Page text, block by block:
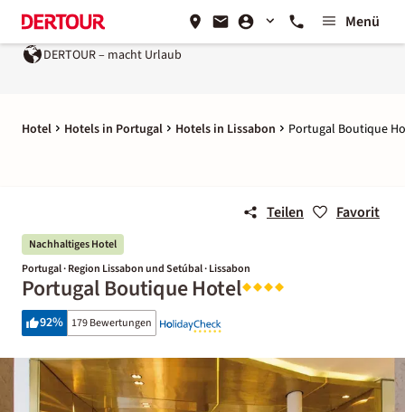
Menü
DERTOUR – macht Urlaub
Hotel Hotels in Portugal Hotels in Lissabon Portugal Boutique
Teilen Favorit
Nachhaltiges Hotel
Portugal · Region Lissabon und Setúbal · Lissabon
Portugal Boutique Hotel
92% 179 Bewertungen